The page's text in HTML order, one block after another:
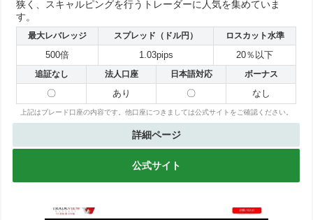
狭く、スキャルピングを行うトレーダーに人気を集めていま
す。
最大レバレッジ スプレッド（ドル円） ロスカット水準
500倍 1.03pips 20％以下
追証なし 法人口座 日本語対応 ボーナス
〇 あり 〇 なし
上記はブレード口座の内容です。他口座につきましては公式サイトをご確認ください。
詳細ページ
公式サイト